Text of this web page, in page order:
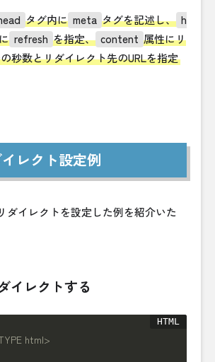
タグ内に meta タグを記述し、 h
refresh を指定、 content 属性にリ
秒数とリダイレクト先のURLを指定
レクト設定例
ダイレクトを設定した例を紹介いた
イレクトする
html>